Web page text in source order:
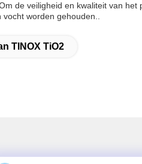
de veiligheid en kwaliteit van het
worden gehouden..
TINOX TiO2